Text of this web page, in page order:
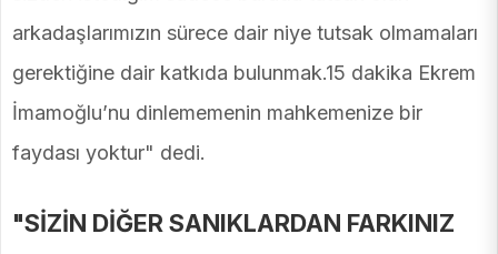
arkadaşlarımızın sürece dair niye tutsak olmamaları
gerektiğine dair katkıda bulunmak.15 dakika Ekrem
İmamoğlu’nu dinlememenin mahkemenize bir
faydası yoktur" dedi.
"SİZİN DİĞER SANIKLARDAN FARKINIZ